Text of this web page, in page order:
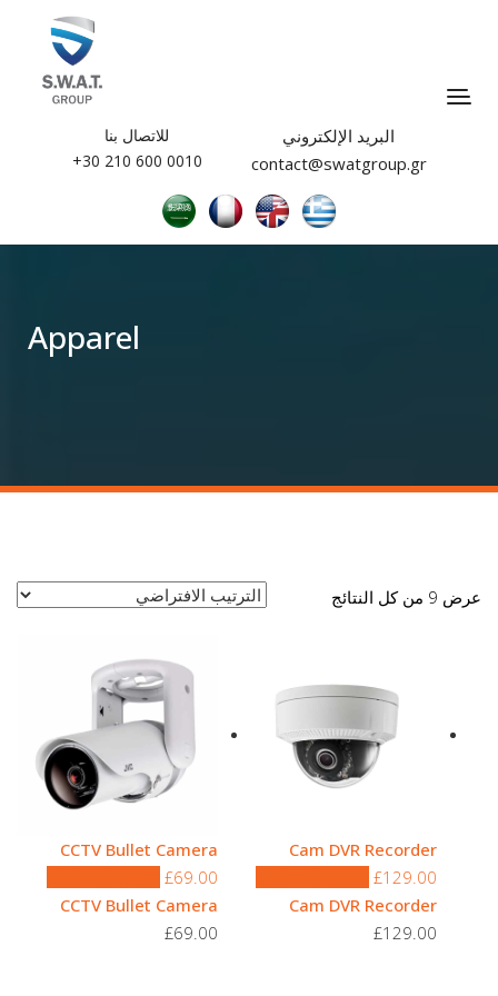
البريد الإلكتروني
contact@swatgroup.gr
للاتصال بنا
0010 600 210 30+
Apparel
عرض ⁦9⁩ من كل النتائج
Cam DVR Recorder
£129.00
Cam DVR Recorder
£129.00
CCTV Bullet Camera
£69.00
CCTV Bullet Camera
£69.00